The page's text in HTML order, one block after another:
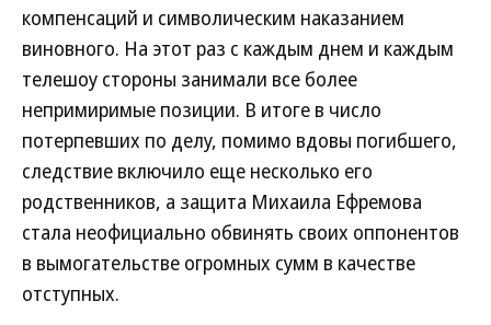
компенсаций и символическим наказанием
виновного. На этот раз с каждым днем и каждым
телешоу стороны занимали все более
непримиримые позиции. В итоге в число
потерпевших по делу, помимо вдовы погибшего,
следствие включило еще несколько его
родственников, а защита Михаила Ефремова
стала неофициально обвинять своих оппонентов
в вымогательстве огромных сумм в качестве
отступных.